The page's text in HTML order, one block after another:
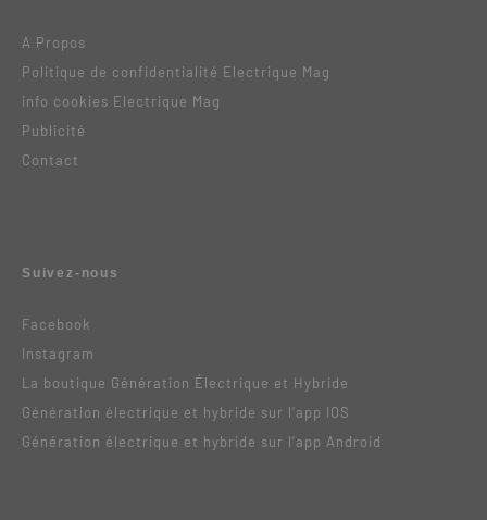
A Propos
Politique de confidentialité Electrique Mag
info cookies Electrique Mag
Publicité
Contact
Suivez-nous
Facebook
Instagram
La boutique Génération Électrique et Hybride
Génération électrique et hybride sur l’app IOS
Génération électrique et hybride sur l’app Android